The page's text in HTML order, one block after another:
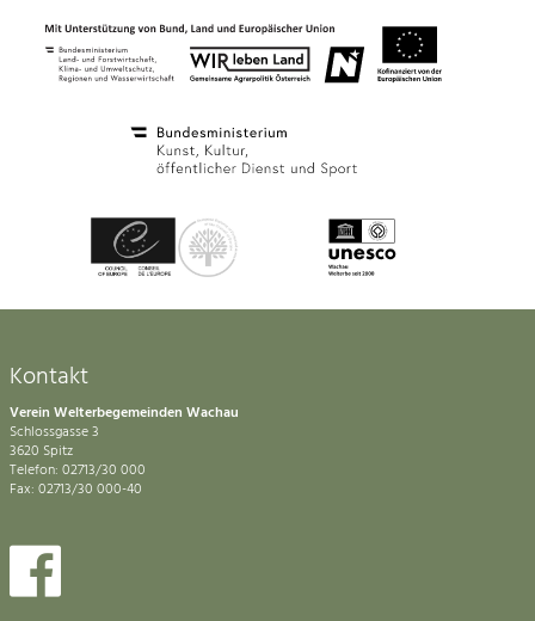
Kontakt
Verein Welterbegemeinden Wachau
Schlossgasse 3
3620 Spitz
Telefon: 02713/30 000
Fax: 02713/30 000-40